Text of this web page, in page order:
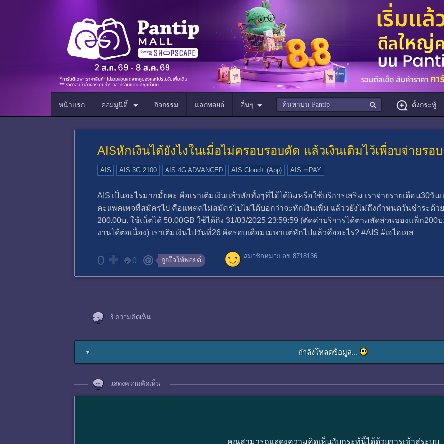
หน้าแรก คอมมูนิตี้ กิจกรรม แลกพอยต์ อื่นๆ ตั้งกระทู้
AISหักเงินได้ยังไงในเมื่อไม่ครอบรอบตัด แล้วเงินเติมไว้เพื่อบจ่ายรอ
AIS AIS 3G 2100 AIS 4G ADVANCED AIS Cloud+ (App) AIS mPAY
AIS เป็นอะไรมากมั้ยคะ คือเราเติมเงินแล้วหักทั้งๆที่ได้ได้ยิมหรือใช้บริการเสริม เราจ่ายรายเดือน30วั
คะเเพคเพจที่สมัครไป คือแพตคไม่สมัครไปไม่ได้บอกว่าจะหักเงินเพิ่ม แล้ววยังไม่ถึงกำหนดวันชำระด้
200.00บ. ใช้เน็ตได้ 50.00GB ใช้ได้ถึง 31/03/2025 23:59:59 (ตัดค่าบริการได้ตามสัดส่วนของแพ็ก200
งานได้ต่อเนื่อง) เราเติมเงินไปวันที่26 คิดรอบเดือมเมษาแต่หักไปแล้วคืออะไร? #AIS #เอไอเอส
0 0 ถูกใจให้พอยต์ สมาชิกหมายเลข 8718136
3 ความคิดเห็น
▼ กำลังโหลดข้อมูล...
แสดงความคิดเห็น
คุณสามารถแสดงความคิดเห็นกับกระทู้นี้ได้ด้วยการเข้าสู่ระบบ